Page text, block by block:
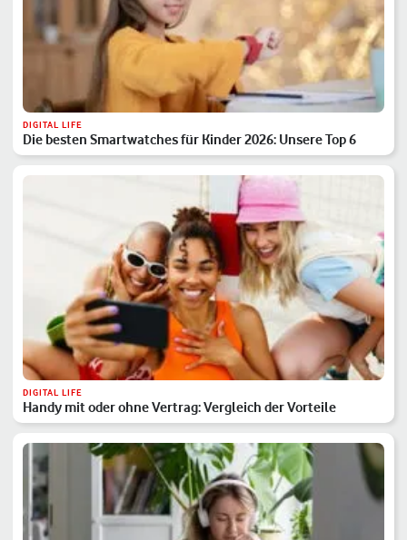
DIGITAL LIFE
Die besten Smartwatches für Kinder 2026: Unsere Top 6
DIGITAL LIFE
Handy mit oder ohne Vertrag: Vergleich der Vorteile